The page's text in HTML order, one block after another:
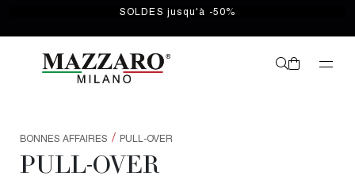
SOLDES jusqu'à -50%
BONNES AFFAIRES / PULL-OVER
PULL-OVER